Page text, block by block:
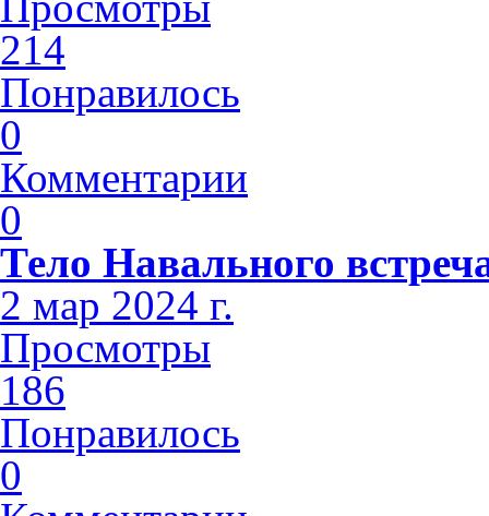
214
Понравилось
0
Комментарии
0
Тело Навального
2 мар 2024 г.
Просмотры
186
Понравилось
0